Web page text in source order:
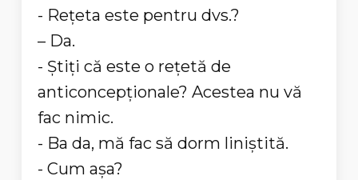
- Reţeta este pentru dvs.?
– Da.
- Ştiţi că este o reţetă de
anticoncepţionale? Acestea nu vă
fac nimic.
- Ba da, mă fac să dorm liniştită.
- Cum aşa?